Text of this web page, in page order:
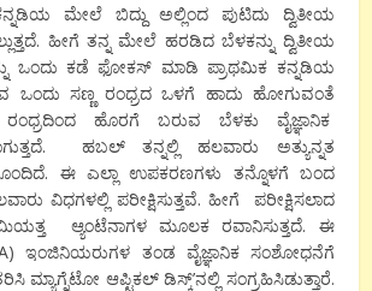
ಮೇಲೆ ಬಿದ್ದು ಅಲ್ಲಿಂದ ಪುಟಿದು
ದ್ವಿತೀಯ
. ಹೀಗೆ ತನ್ನ ಮೇಲೆ ಹರಡಿದ ಬೆಳಕನ್ನು ದ್ವಿತೀಯ
ಒಂದು ಕಡೆ ಫೋಕಸ್ ಮಾಡಿ ಪ್ರಾಥಮಿಕ ಕನ್ನಡಿಯ
ಒಂದು ಸಣ್ಣ ರಂಧ್ರದ ಒಳಗೆ ಹಾದು ಹೋಗುವಂತೆ
ರಂಧ್ರದಿಂದ ಹೊರಗೆ ಬರುವ ಬೆಳಕು
ವೈಜ್ಞಾನಿಕ
. ಹಬಲ್ ತನ್ನಲ್ಲಿ ಹಲವಾರು
ಅತ್ಯುನ್ನತ
. ಈ ಎಲ್ಲಾ ಉಪಕರಣಗಳು ತನ್ನೊಳಗೆ ಬಂದ
ವಿಧಗಳಲ್ಲಿ ಪರೀಕ್ಷಿಸುತ್ತವೆ. ಹೀಗೆ
ಪರೀಕ್ಷಿಸಲಾದ
ಆ್ಯಂಟೆನಾಗಳ ಮೂಲಕ ರವಾನಿಸುತ್ತದೆ. ಈ
)ಇಂಜಿನಿಯರುಗಳ ತಂಡ ವೈಜ್ಞಾನಿಕ ಸಂಶೋಧನೆಗೆ
ಮ್ಯಾಗ್ನೆಟೋ ಆಪ್ಟಿಕಲ್ ಡಿಸ್ಕ್’ನಲ್ಲಿ ಸಂಗ್ರಹಿಸಿಡುತ್ತಾರೆ.